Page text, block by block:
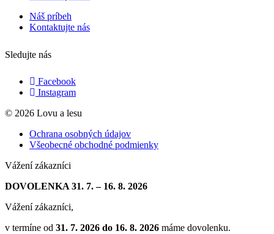
Náš príbeh
Kontaktujte nás
Sledujte nás
Facebook
Instagram
© 2026 Lovu a lesu
Ochrana osobných údajov
Všeobecné obchodné podmienky
Vážení zákazníci
DOVOLENKA 31. 7. – 16. 8. 2026
Vážení zákazníci,
v termíne od 31. 7. 2026 do 16. 8. 2026 máme dovolenku.